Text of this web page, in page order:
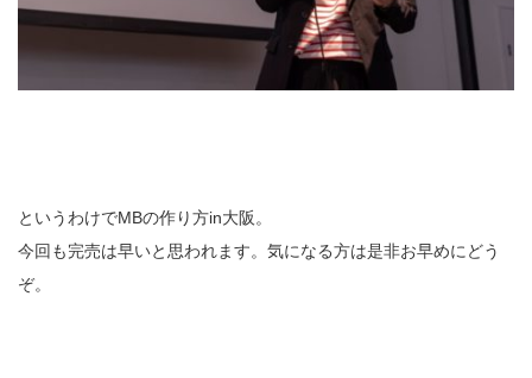
というわけでMBの作り方in大阪。
今回も完売は早いと思われます。気になる方は是非お早めにどう
ぞ。